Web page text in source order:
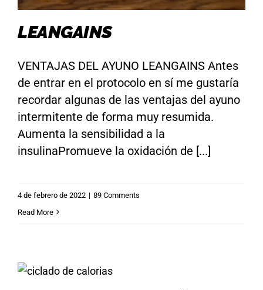
LEANGAINS
VENTAJAS DEL AYUNO LEANGAINS Antes
de entrar en el protocolo en sí me gustaría
recordar algunas de las ventajas del ayuno
intermitente de forma muy resumida.
Aumenta la sensibilidad a la
insulinaPromueve la oxidación de [...]
4 de febrero de 2022 | 89 Comments
Read More